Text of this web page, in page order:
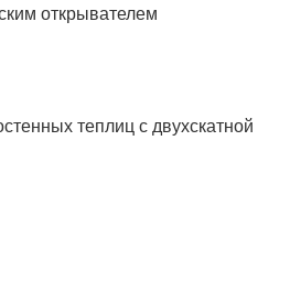
открывателем
теплиц с двухскатной